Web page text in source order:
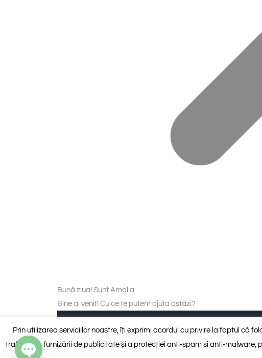
Bună ziua! Sunt Amalia.
Bine ai venit! Cu ce te putem ajuta astăzi?
Prin utilizarea serviciilor noastre, îți exprimi acordul cu privire la faptul că
traficului, a furnizării de publicitate și a protecției anti-spam și anti-